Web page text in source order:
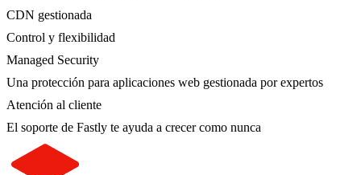
CDN gestionada
Control y flexibilidad
Managed Security
Una protección para aplicaciones web gestionada por expertos
Atención al cliente
El soporte de Fastly te ayuda a crecer como nunca